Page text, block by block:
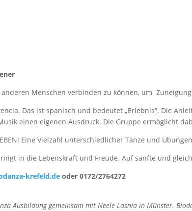
Menschen verbinden zu können, um
Das ist spanisch und bedeutet „Erlebnis“. Die
einen eigenen Ausdruck. Die Gruppe ermöglicht
Eine Vielzahl unterschiedlicher Tänze und
in die Lebenskraft und Freude. Auf sanfte und
krefeld.de oder 0172/2764272
Ausbildung gemeinsam mit Neele Lasnia in Münster.